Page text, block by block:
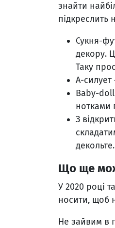
знайти
підкреслить
Сукня-
декору.
Таку
А-силует
Baby-
нотками
З
декольте.
Що ще
У 2020 році
носити, щоб
Не зайвим в